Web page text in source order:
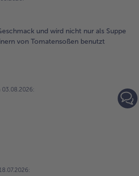
und wird nicht nur als Suppe
von Tomatensoßen benutzt
03.08.2026: